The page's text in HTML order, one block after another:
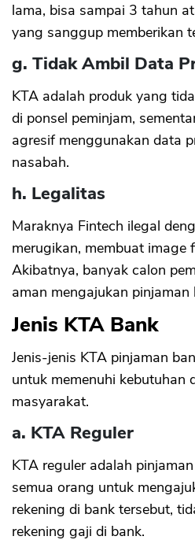
lama, bisa sampai 3 tahun
yang sanggup memberikan
g. Tidak Ambil Data
KTA adalah produk yang
di ponsel peminjam,
agresif menggunakan data
nasabah.
h. Legalitas
Maraknya Fintech ilegal
merugikan, membuat image
Akibatnya, banyak calon
aman mengajukan pinjaman
Jenis KTA Bank
Jenis-jenis KTA pinjaman
untuk memenuhi kebutuhan
masyarakat.
a. KTA Reguler
KTA reguler adalah
semua orang untuk
rekening di bank tersebut,
rekening gaji di bank.